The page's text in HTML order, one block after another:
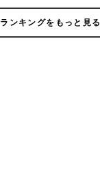
ランキングをもっと見る